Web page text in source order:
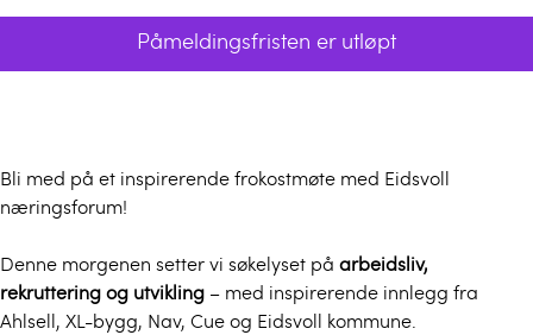
Påmeldingsfristen er utløpt
Bli med på et inspirerende frokostmøte med Eidsvoll
næringsforum!
Denne morgenen setter vi søkelyset på arbeidsliv,
rekruttering og utvikling – med inspirerende innlegg fra
Ahlsell, XL-bygg, Nav, Cue og Eidsvoll kommune.